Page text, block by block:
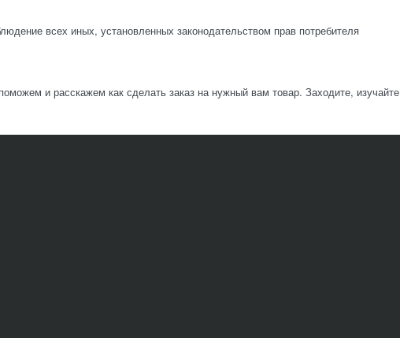
всех иных, установленных законодательством прав потребителя
и расскажем как сделать заказ на нужный вам товар. Заходите, изучайте